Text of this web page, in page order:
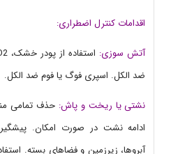
اقدامات کنترل اضطراری:
آتش سوزی:
ضد الکل. اسپری فوگ یا فوم ضد الکل.
نشتی یا ریخت و پاش: حذف تمامی
ادامه نشت در صورت امکان.
آبروها، زیرزمین و فضاهای بسته.